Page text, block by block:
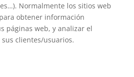
Normalmente los sitios web
obtener información
páginas web, y analizar el
clientes/usuarios.